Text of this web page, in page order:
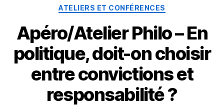
Catégories
ATELIERS ET CONFÉRENCES
Apéro/Atelier Philo – En
politique, doit-on choisir
entre convictions et
responsabilité ?